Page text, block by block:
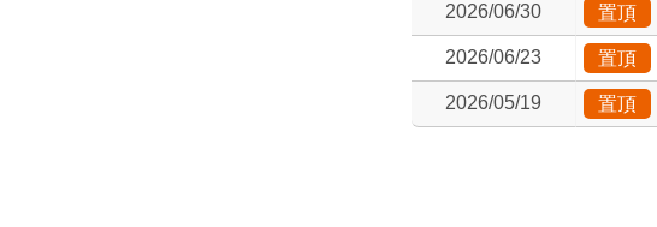
2026/06/30 置頂
2026/06/23 置頂
2026/05/19 置頂